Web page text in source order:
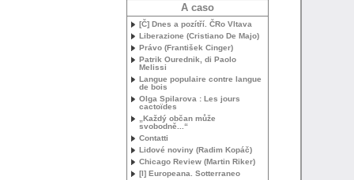
A caso
[Č] Dnes a pozítří. ČRo Vltava
Liberazione (Cristiano De Majo)
Právo (František Cinger)
Patrik Ourednik, di Paolo
Melissi
Langue populaire contre langue
de bois
Olga Spilarova : Les jours
cactoïdes
„Každý občan může
svobodně...“
Contatti
Lidové noviny (Radim Kopáč)
Chicago Review (Martin Riker)
[I] Europeana. Sotterraneo